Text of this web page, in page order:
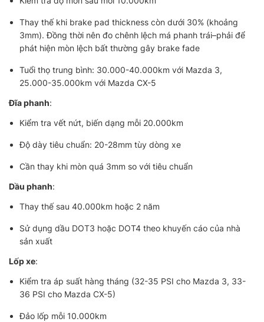
Thay thế khi brake pad thickness còn dưới 30% (khoảng
3mm). Đồng thời nên đo chênh lệch má phanh trái–phải để
phát hiện mòn lệch bất thường gây brake fade
Tuổi thọ trung bình: 30.000-40.000km với Mazda 3,
25.000-35.000km với Mazda CX-5
Đĩa phanh:
Kiểm tra vết nứt, biến dạng mỗi 20.000km
Độ dày tiêu chuẩn: 20-28mm tùy dòng xe
Cần thay khi mòn quá 3mm so với tiêu chuẩn
Dầu phanh:
Thay thế sau 40.000km hoặc 2 năm
Sử dụng dầu DOT3 hoặc DOT4 theo khuyến cáo của nhà
sản xuất
Lốp xe:
Kiểm tra áp suất hàng tháng (32-35 PSI cho Mazda 3, 33-
36 PSI cho Mazda CX-5)
Đảo lốp mỗi 10.000km